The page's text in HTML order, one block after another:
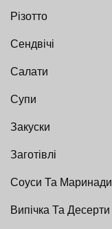
Різотто
Сендвічі
Салати
Супи
Закуски
Заготівлі
Соуси Та Маринади
Випічка Та Десерти